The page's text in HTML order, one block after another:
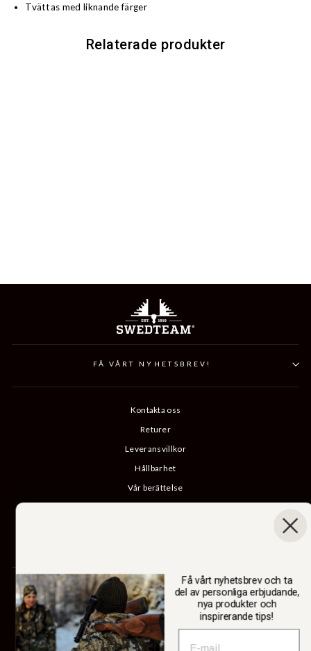
Tvättas med liknande färger
Relaterade produkter
FÅ VÅRT NYHETSBREV!
Kontakta oss
Returer
Leveransvillkor
Hållbarhet
Vår berättelse
SWEDTEAM AB
ValutaSverige (SEK kr)
Få vårt nyhetsbrev och ta
del av personliga erbjudande,
nya produkter och
inspirerande tips!